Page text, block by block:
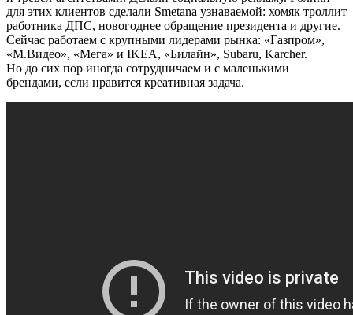
для этих клиентов сделали Smetana узнаваемой: хомяк троллит
работника ДПС, новогоднее обращение президента и другие.
Сейчас работаем с крупными лидерами рынка: «Газпром»,
«М.Видео», «Мега» и IKEA, «Билайн», Subaru, Karcher.
Но до сих пор иногда сотрудничаем и с маленькими
брендами, если нравится креативная задача.